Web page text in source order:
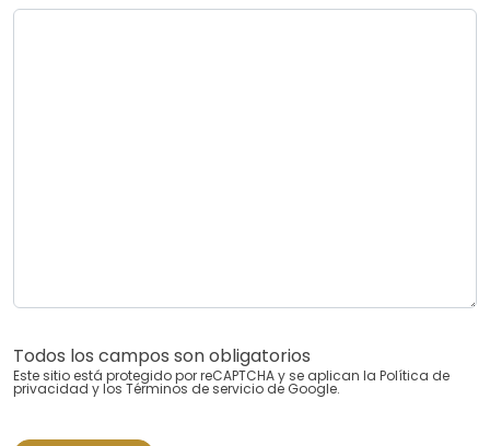
Todos los campos son obligatorios
Este sitio está protegido por reCAPTCHA y se aplican la Política de
privacidad y los Términos de servicio de Google.